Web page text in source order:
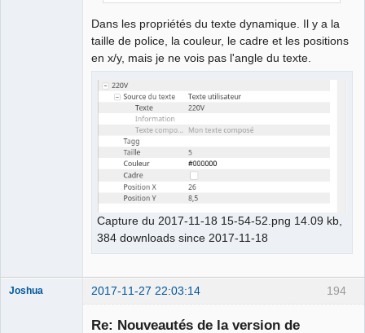
Dans les propriétés du texte dynamique. Il y a la
taille de police, la couleur, le cadre et les positions
en x/y, mais je ne vois pas l'angle du texte.
Capture du 2017-11-18 15-54-52.png 14.09 kb,
384 downloads since 2017-11-18
194
Joshua 2017-11-27 22:03:14
Re: Nouveautés de la version de